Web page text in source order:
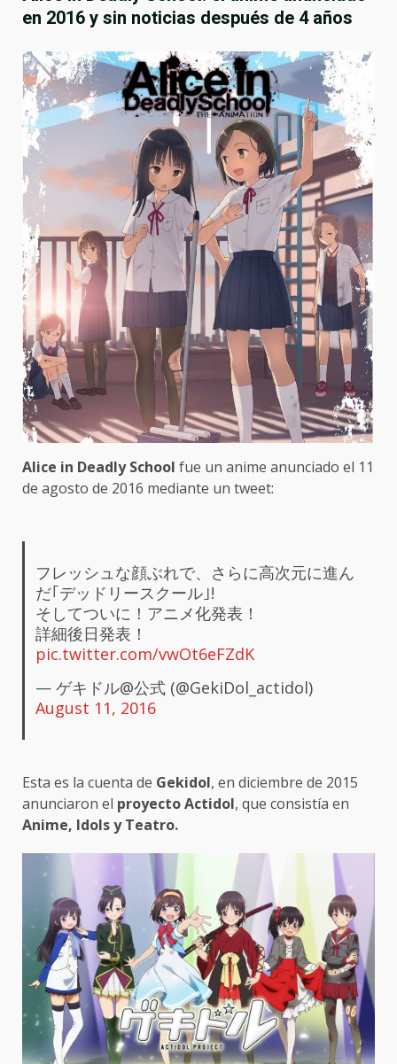
en 2016 y sin noticias después de 4 años
Alice in Deadly School fue un anime anunciado el 11
de agosto de 2016 mediante un tweet:
フレッシュな顔ぶれで、さらに高次元に進ん
だ｢デッドリースクール｣!
そしてついに！アニメ化発表！
詳細後日発表！
pic.twitter.com/vwOt6eFZdK
— ゲキドル@公式 (@GekiDol_actidol)
August 11, 2016
Esta es la cuenta de Gekidol, en diciembre de 2015
anunciaron el proyecto Actidol, que consistía en
Anime, Idols y Teatro.